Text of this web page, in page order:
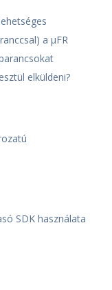
a μFR
elküldeni?
SDK használata